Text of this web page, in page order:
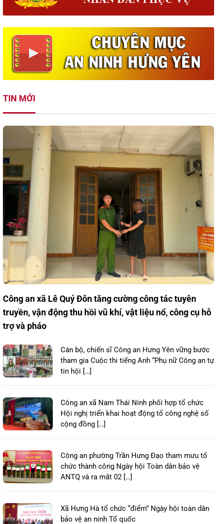
TIN MỚI
Công an xã Lê Quý Đôn tăng cường công tác tuyên
truyền, vận động thu hồi vũ khí, vật liệu nổ, công cụ hỗ
trợ và pháo
Cán bộ, chiến sĩ Công an Hưng Yên vững bước
tham gia Cuộc thi tiếng Anh “Phụ nữ Công an tự
tin hội […]
Công an xã Nam Thái Ninh phối hợp tổ chức
Hội nghị triển khai hoạt động tổ công nghệ số
cộng đồng […]
Công an phường Trần Hưng Đạo tham mưu tổ
chức thành công Ngày hội Toàn dân bảo vệ
ANTQ và ra mắt 02 […]
Xã Hưng Hà tổ chức “điểm” Ngày hội toàn dân
bảo vệ an ninh Tổ quốc